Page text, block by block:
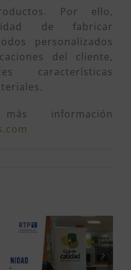
Por ello,
de fabricar
personalizados
del cliente,
características
información